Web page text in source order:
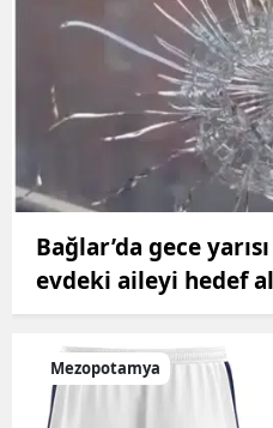
Bağlar’da gece
evdeki aileyi hedef
Mezopotamya